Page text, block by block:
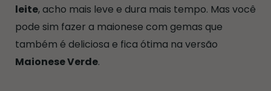
leite, acho mais leve e dura mais tempo. Mas você
pode sim fazer a maionese com gemas que
também é deliciosa e fica ótima na versão
Maionese Verde.